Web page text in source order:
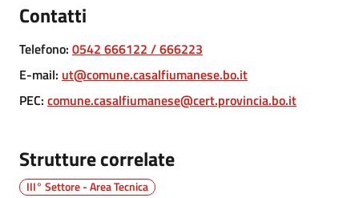
5x1000
Servizi
line
Tutti
gli
argomenti
Contatti
Telefono: 0542 666122 / 666223
E-mail: ut@comune.casalfiumanese.bo.it
PEC: comune.casalfiumanese@cert.provincia.bo.it
Strutture correlate
III° Settore - Area Tecnica